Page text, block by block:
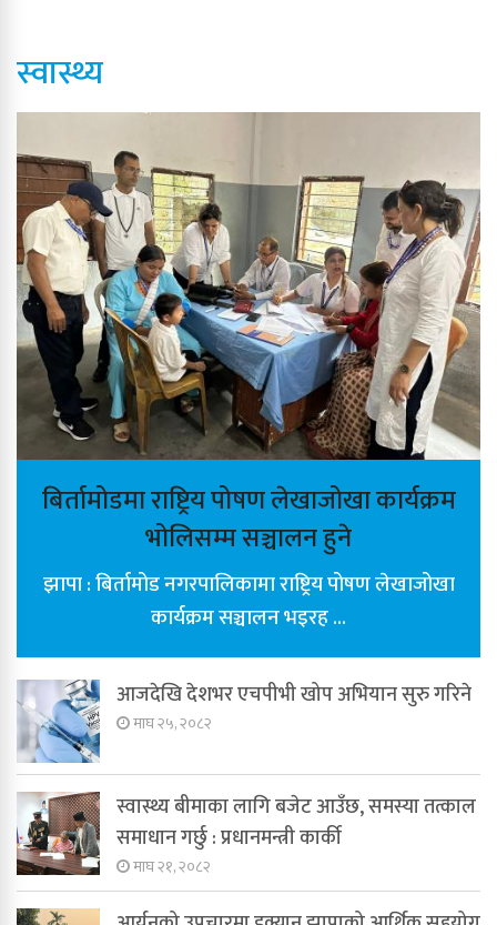
स्वास्थ्य
बिर्तामोडमा राष्ट्रिय पोषण लेखाजोखा कार्यक्रम
भोलिसम्म सञ्चालन हुने
झापा : बिर्तामोड नगरपालिकामा राष्ट्रिय पोषण लेखाजोखा
कार्यक्रम सञ्चालन भइरह ...
आजदेखि देशभर एचपीभी खोप अभियान सुरु गरिने
माघ २५, २०८२
स्वास्थ्य बीमाका लागि बजेट आउँछ, समस्या तत्काल
समाधान गर्छु : प्रधानमन्त्री कार्की
माघ २१, २०८२